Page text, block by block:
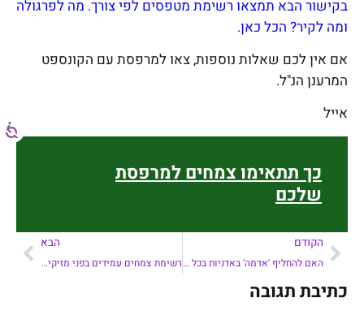
בקישור הבא תמצאו רשימת מטפסים לפי צורך. מה לפרגולה
ומה לקיר? הכל כאן.
אם אין לכם שאלות נוספות, צאו למרפסת עם הקונספט
המרענן הנ"ל.
אייל
כך תתאימו צמחים למרפסת
שלכם
הקודם
האם להחליף 'אדמה' באדניות בכל החלפת צמחיה?
הבא
רשימת צמחים עמידים בפני מזיקים –
כתיבת תגובה